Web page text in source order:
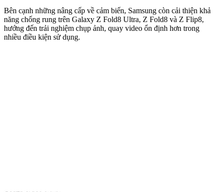
Bên cạnh những nâng cấp về cảm biến, Samsung còn cải thiện khả
năng chống rung trên Galaxy Z Fold8 Ultra, Z Fold8 và Z Flip8,
hướng đến trải nghiệm chụp ảnh, quay video ổn định hơn trong
nhiều điều kiện sử dụng.